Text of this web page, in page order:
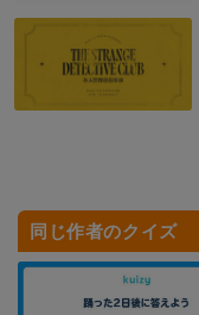
同じ作者のクイズ